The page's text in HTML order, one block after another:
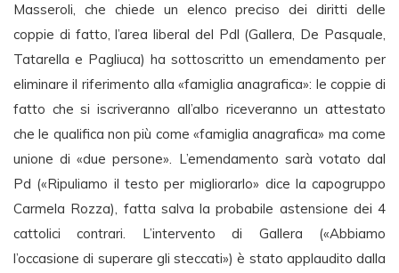
Masseroli, che chiede un elenco preciso dei diritti delle
coppie di fatto, l’area liberal del Pdl (Gallera, De Pasquale,
Tatarella e Pagliuca) ha sottoscritto un emendamento per
eliminare il riferimento alla «famiglia anagrafica»: le coppie di
fatto che si iscriveranno all’albo riceveranno un attestato
che le qualifica non più come «famiglia anagrafica» ma come
unione di «due persone». L’emendamento sarà votato dal
Pd («Ripuliamo il testo per migliorarlo» dice la capogruppo
Carmela Rozza), fatta salva la probabile astensione dei 4
cattolici contrari. L’intervento di Gallera («Abbiamo
l’occasione di superare gli steccati») è stato applaudito dalla